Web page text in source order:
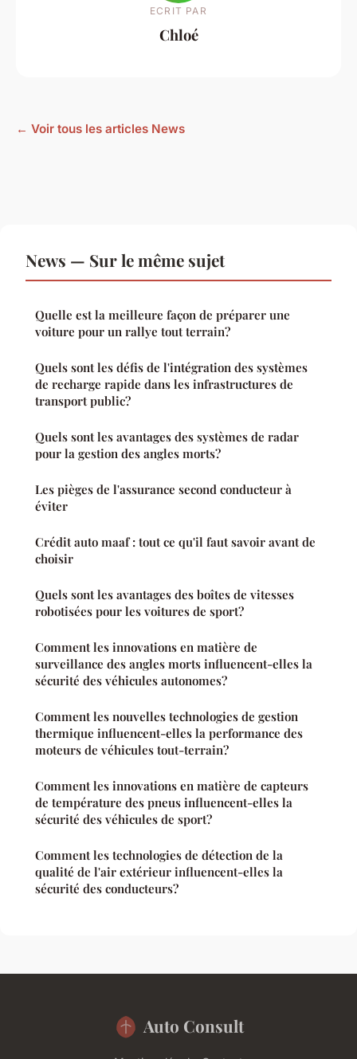
ECRIT PAR
Chloé
← Voir tous les articles News
News — Sur le même sujet
Quelle est la meilleure façon de préparer une
voiture pour un rallye tout terrain?
Quels sont les défis de l'intégration des systèmes
de recharge rapide dans les infrastructures de
transport public?
Quels sont les avantages des systèmes de radar
pour la gestion des angles morts?
Les pièges de l'assurance second conducteur à
éviter
Crédit auto maaf : tout ce qu'il faut savoir avant de
choisir
Quels sont les avantages des boîtes de vitesses
robotisées pour les voitures de sport?
Comment les innovations en matière de
surveillance des angles morts influencent-elles la
sécurité des véhicules autonomes?
Comment les nouvelles technologies de gestion
thermique influencent-elles la performance des
moteurs de véhicules tout-terrain?
Comment les innovations en matière de capteurs
de température des pneus influencent-elles la
sécurité des véhicules de sport?
Comment les technologies de détection de la
qualité de l'air extérieur influencent-elles la
sécurité des conducteurs?
Auto Consult